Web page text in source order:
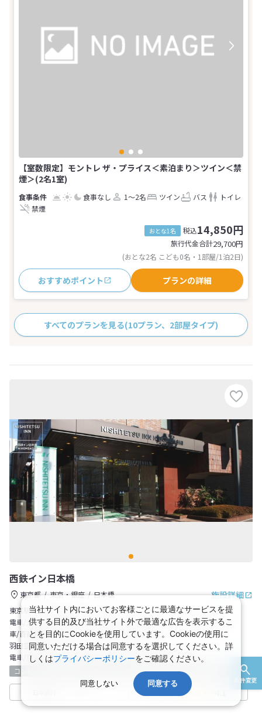
条件変更
【室数限定】モントレ ザ・プライス＜素泊まり＞ツイン＜禁
煙＞(2名1室)
食事なし 1～2名 ツイン バス
トイレ
禁煙
おとな1名 税込14,850円
旅行代金合計29,700円
(おとな2名 こども0名・1部屋/1泊2日)
おすすめポイント プランの詳細
すべてのプランを見る(10プラン、2部屋タイプ)
西鉄イン日本橋
施設詳細
東京都 東京・銀座
日本橋
東京駅：
電車/丸の内線乗車、銀座にて日比谷線に乗り換え人形町下車。約15分
車/首都高速～箱崎ＩＣ～人形町方面へ約５分
羽田空港：
電車/京浜急行線（都営地下鉄浅草線直通電車）利用、約40分。
コンビニ 駐車場有り 最寄り駅より徒歩5分以内
当社サイト内においてお客様ごとに最適なサービスを提
供する目的及び当社サイト外で最適な広告を表示するこ
とを目的にCookieを使用しています。Cookieの使用に
同意いただける場合は同意するを選択してください。詳
しくはプライバシーポリシーをご確認ください。
同意しない 同意する